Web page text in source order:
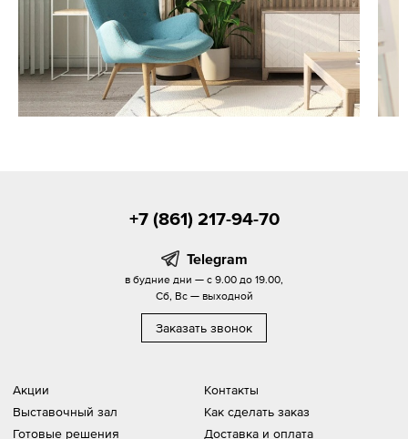
Акции
Выставочный зал
Готовые решения
Контакты
Как сделать заказ
Доставка и оплата
+7 (861) 217-94-70
Telegram
в будние дни — с 9.00 до 19.00,
Сб, Вс — выходной
Заказать звонок